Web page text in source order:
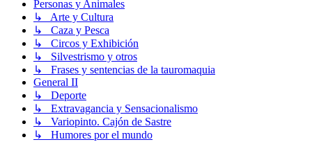
Personas y Animales
↳ Arte y Cultura
↳ Caza y Pesca
↳ Circos y Exhibición
↳ Silvestrismo y otros
↳ Frases y sentencias de la tauromaquia
General II
↳ Deporte
↳ Extravagancia y Sensacionalismo
↳ Variopinto. Cajón de Sastre
↳ Humores por el mundo